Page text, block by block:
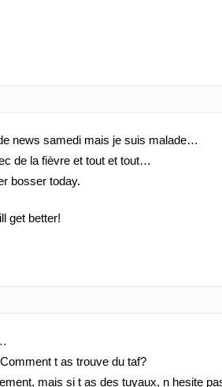
news samedi mais je suis malade…
de la fièvre et tout et tout…
bosser today.
get better!
t as trouve du taf?
mais si t as des tuyaux, n hesite